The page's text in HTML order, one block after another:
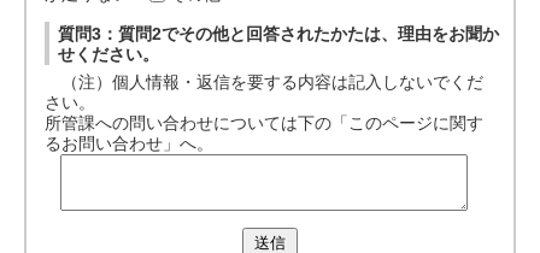
質問3：質問2でその他と回答されたかたは、理由をお聞か
せください。
（注）個人情報・返信を要する内容は記入しないでくだ
さい。
所管課への問い合わせについては下の「このページに関す
るお問い合わせ」へ。
送信